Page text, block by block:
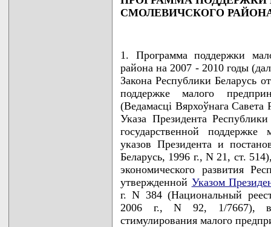
СМОЛЕВИЧСКОГО РАЙОНА
1. Программа поддержки
района на 2007 - 2010 годы
Закона Республики Беларусь
поддержке малого
(Ведамасцi Вярхоўнага Савета
Указа Президента
государственной поддержке
указов Президента и
Беларусь, 1996 г., N 21, ст.
экономического развития
утвержденной Указом
г. N 384 (Национальный
2006 г., N 92, 1/7667), в
стимулирования малого